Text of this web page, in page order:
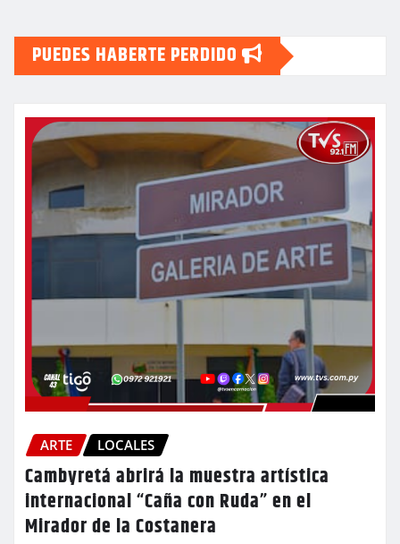
PUEDES HABERTE PERDIDO
ARTE LOCALES
Cambyretá abrirá la muestra artística
internacional “Caña con Ruda” en el
Mirador de la Costanera